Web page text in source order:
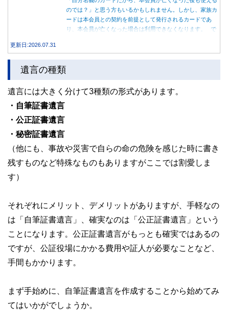
のでは？」と思う方もいるかもしれません。しかし、家族カ
ードは本会員との契約を前提として発行されるカードであ
り、本会員が亡くなった場合は利用できなくなります。 で
更新日:2026.07.31
遺言の種類
遺言には大きく分けて3種類の形式があります。
・自筆証書遺言
・公正証書遺言
・秘密証書遺言
（他にも、事故や災害で自らの命の危険を感じた時に書き
残すものなど特殊なものもありますがここでは割愛しま
す）
それぞれにメリット、デメリットがありますが、手軽なの
は「自筆証書遺言」、確実なのは「公正証書遺言」という
ことになります。公正証書遺言がもっとも確実ではあるの
ですが、公証役場にかかる費用や証人が必要なことなど、
手間もかかります。
まず手始めに、自筆証書遺言を作成することから始めてみ
てはいかがでしょうか。